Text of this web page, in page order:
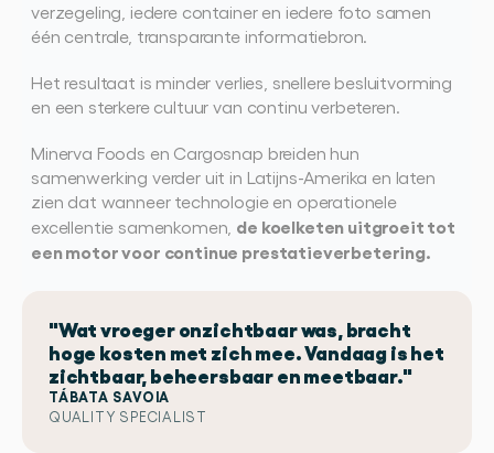
verzegeling, iedere container en iedere foto samen
één centrale, transparante informatiebron.
Het resultaat is minder verlies, snellere besluitvorming
en een sterkere cultuur van continu verbeteren.
Minerva Foods en Cargosnap breiden hun
samenwerking verder uit in Latijns-Amerika en laten
zien dat wanneer technologie en operationele
excellentie samenkomen, de koelketen uitgroeit tot
een motor voor continue prestatieverbetering.
"Wat vroeger onzichtbaar was, bracht
hoge kosten met zich mee. Vandaag is het
zichtbaar, beheersbaar en meetbaar."
TÁBATA SAVOIA
QUALITY SPECIALIST